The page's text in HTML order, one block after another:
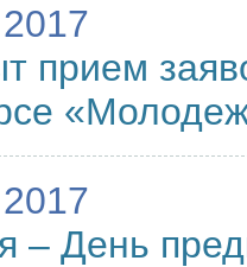
прием
– День